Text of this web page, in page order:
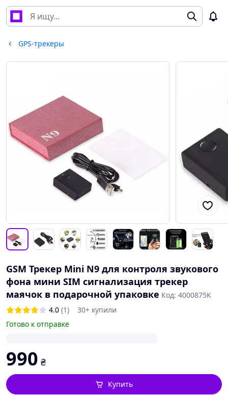
GPS-трекеры
GSM Трекер Mini N9 для контроля звукового
фона мини SIM сигнализация трекер
маячок в подарочной упаковке Код: 4000875K
4.0 (1)
30+ купили
Готово к отправке
990 ₴
Купить